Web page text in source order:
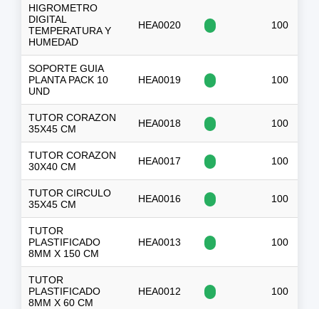
HIGROMETRO
DIGITAL
TEMPERATURA Y
HUMEDAD
HEA0020 100
SOPORTE GUIA
PLANTA PACK 10
UND
HEA0019 100
TUTOR CORAZON
35X45 CM
HEA0018 100
TUTOR CORAZON
30X40 CM
HEA0017 100
TUTOR CIRCULO
35X45 CM
HEA0016 100
TUTOR
PLASTIFICADO
8MM X 150 CM
HEA0013 100
TUTOR
PLASTIFICADO
8MM X 60 CM
HEA0012 100